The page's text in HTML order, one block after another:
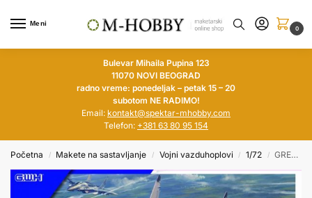
Meni
0
Bulevar Mihaila Pupina 123
11070 NOVI BEOGRAD
radno vreme: ponedeljak – petak 15 – 20
subotom NE RADIMO!
Email: kontakt@spektar-mhobby.com
Telefon: +381 63 80 95 154
Početna / Makete na sastavljanje / Vojni vazduhoplovi / 1/72 / GREAT WALL 1/72 MiG-29 SMT Fulcrum 9-19